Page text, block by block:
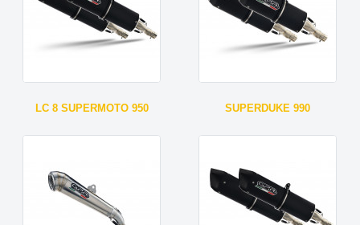
LC 8 SUPERMOTO 950 SUPERDUKE 990